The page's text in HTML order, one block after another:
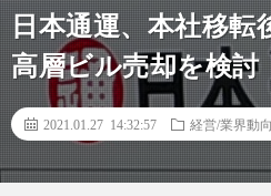
日本通運、本社移転
高層ビル売却を検討
2021.01.27 14:32:57 経営/業界動向